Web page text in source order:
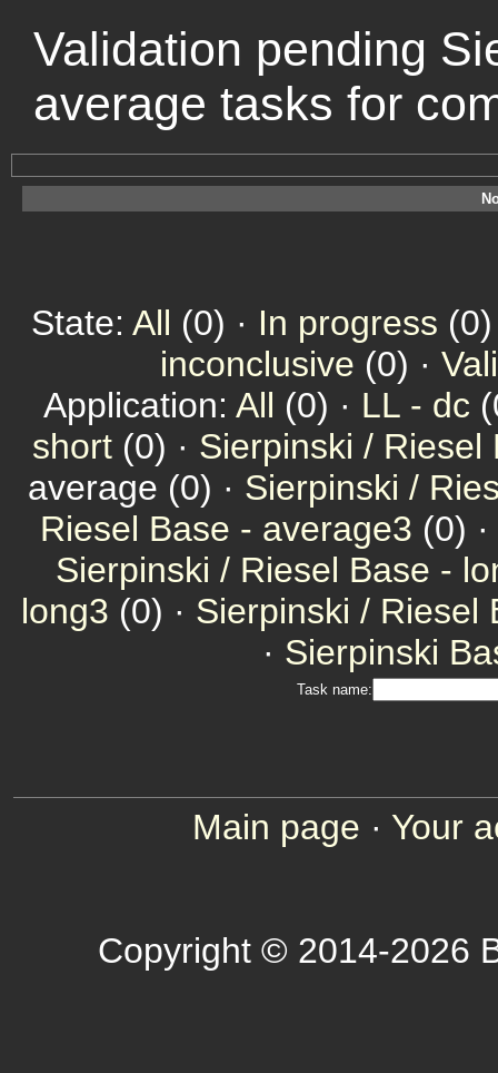
Validation pending
average tasks for
State: All (0) · In progress
inconclusive (0) ·
Application: All (0) · LL - dc
short (0) · Sierpinski / Riesel
average (0) · Sierpinski /
Riesel Base - average3 (0) ·
Sierpinski / Riesel Base -
long3 (0) · Sierpinski / Riesel
· Sierpinski
Task name:
Main page · Your
Copyright © 2014-2026